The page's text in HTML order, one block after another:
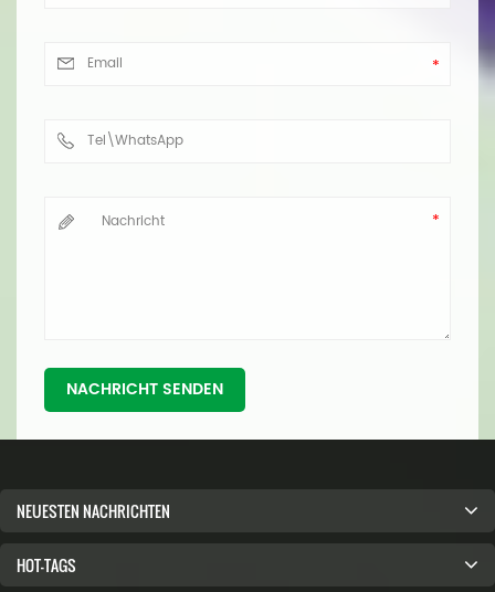
NACHRICHT SENDEN
NEUESTEN NACHRICHTEN
HOT-TAGS